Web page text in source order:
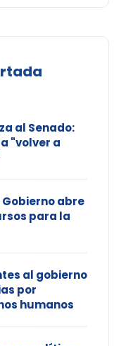
al Senado:
"volver a
abre
para la
al gobierno
por
humanos